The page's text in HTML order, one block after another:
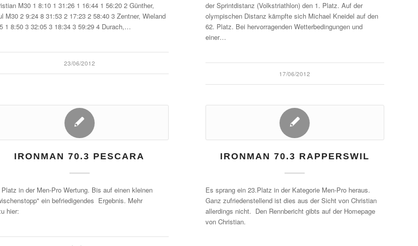
M30 1 8:10 1 31:26 1 16:44 1 56:20 2 Günther,
M30 2 9:24 8 31:53 2 17:23 2 58:40 3 Zentner, Wieland
1 8:50 3 32:05 3 18:34 3 59:29 4 Durach,…
23/06/2012
der Sprintdistanz (Volkstriathlon) den 1. Platz. Auf der
olympischen Distanz kämpfte sich Michael Kneidel auf den
62. Platz. Bei hervorragenden Wetterbedingungen und
einer…
17/06/2012
IRONMAN 70.3 PESCARA
Platz in der Men-Pro Wertung. Bis auf einen kleinen
ein befriedigendes Ergebnis. Mehr
hier:
IRONMAN 70.3 RAPPERSWIL
Es sprang ein 23.Platz in der Kategorie Men-Pro heraus.
Ganz zufriedenstellend ist dies aus der Sicht von Christian
allerdings nicht. Den Rennbericht gibts auf der Homepage
von Christian.